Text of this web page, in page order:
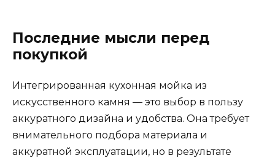
Последние мысли перед
покупкой
Интегрированная кухонная мойка из
искусственного камня — это выбор в пользу
аккуратного дизайна и удобства. Она требует
внимательного подбора материала и
аккуратной эксплуатации, но в результате